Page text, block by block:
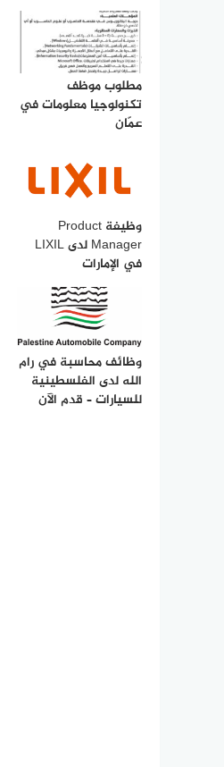
مطلوب موظف
تكنولوجيا معلومات في
عمّان
وظيفة Product
Manager لدى LIXIL
في الإمارات
وظائف محاسبة في رام
الله لدى الفلسطينية
للسيارات – قدم الآن